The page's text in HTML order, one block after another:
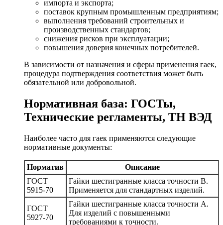
импорта и экспорта;
поставок крупным промышленным предприятиям;
выполнения требований строительных и
производственных стандартов;
снижения рисков при эксплуатации;
повышения доверия конечных потребителей.
В зависимости от назначения и сферы применения гаек,
процедура подтверждения соответствия может быть
обязательной или добровольной.
Нормативная база: ГОСТы,
Технические регламенты, ТН ВЭД
Наиболее часто для гаек применяются следующие
нормативные документы:
Норматив
Описание
ГОСТ
5915-70
Гайки шестигранные класса точности В.
Применяется для стандартных изделий.
ГОСТ
5927-70
Гайки шестигранные класса точности А.
Для изделий с повышенными
требованиями к точности.